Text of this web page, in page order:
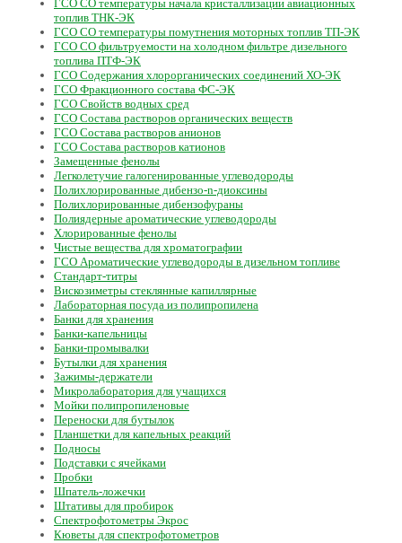
ГСО СО температуры начала кристаллизации авиационных
топлив ТНК-ЭК
ГСО СО температуры помутнения моторных топлив ТП-ЭК
ГСО СО фильтруемости на холодном фильтре дизельного
топлива ПТФ-ЭК
ГСО Содержания хлорорганических соединений ХО-ЭК
ГСО Фракционного состава ФС-ЭК
ГСО Свойств водных сред
ГСО Состава растворов органических веществ
ГСО Состава растворов анионов
ГСО Состава растворов катионов
Замещенные фенолы
Легколетучие галогенированные углеводороды
Полихлорированные дибензо-n-диоксины
Полихлорированные дибензофураны
Полиядерные ароматические углеводороды
Хлорированные фенолы
Чистые вещества для хроматографии
ГСО Ароматические углеводороды в дизельном топливе
Стандарт-титры
Вискозиметры стеклянные капиллярные
Лабораторная посуда из полипропилена
Банки для хранения
Банки-капельницы
Банки-промывалки
Бутылки для хранения
Зажимы-держатели
Микролаборатория для учащихся
Мойки полипропиленовые
Переноски для бутылок
Планшетки для капельных реакций
Подносы
Подставки с ячейками
Пробки
Шпатель-ложечки
Штативы для пробирок
Спектрофотометры Экрос
Кюветы для спектрофотометров